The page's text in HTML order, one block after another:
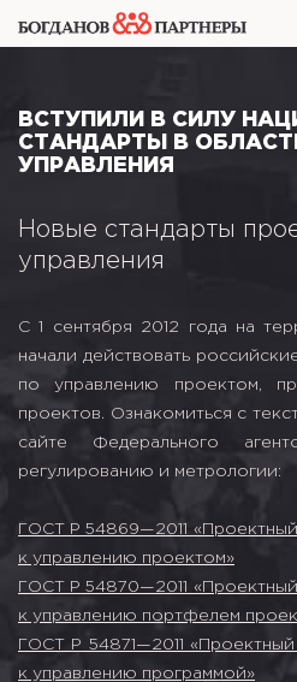
ВСТУПИЛИ В СИЛУ
СТАНДАРТЫ В
УПРАВЛЕНИЯ
Новые стандарты
управления
С 1 сентября 2012 года на
начали действовать
по управлению проектом,
проектов. Ознакомиться с
сайте Федерального
регулированию и метрологии:
ГОСТ Р 54869—2011
к управлению проектом»
ГОСТ Р 54870—2011
к управлению портфелем
ГОСТ Р 54871—2011
к управлению программой»